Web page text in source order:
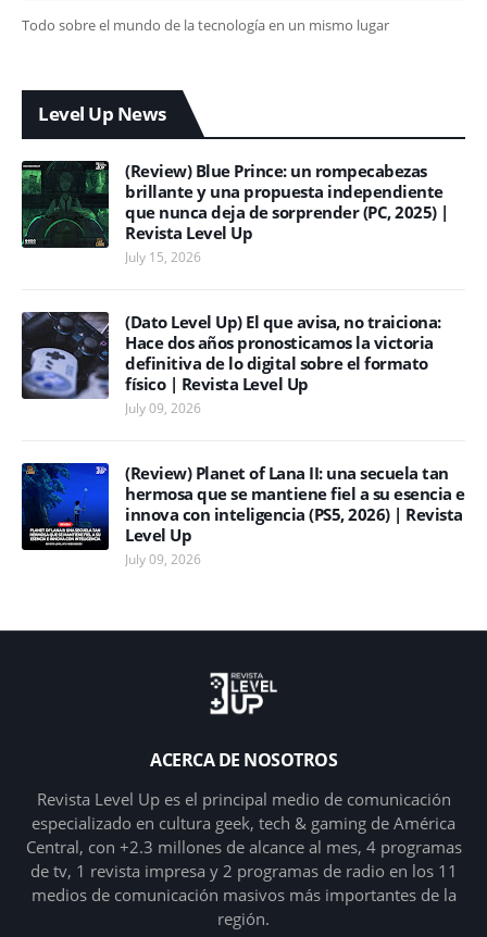
Todo sobre el mundo de la tecnología en un mismo lugar
Level Up News
(Review) Blue Prince: un rompecabezas
brillante y una propuesta independiente
que nunca deja de sorprender (PC, 2025) |
Revista Level Up
July 15, 2026
(Dato Level Up) El que avisa, no traiciona:
Hace dos años pronosticamos la victoria
definitiva de lo digital sobre el formato
físico | Revista Level Up
July 09, 2026
(Review) Planet of Lana II: una secuela tan
hermosa que se mantiene fiel a su esencia e
innova con inteligencia (PS5, 2026) | Revista
Level Up
July 09, 2026
ACERCA DE NOSOTROS
Revista Level Up es el principal medio de comunicación
especializado en cultura geek, tech & gaming de América
Central, con +2.3 millones de alcance al mes, 4 programas
de tv, 1 revista impresa y 2 programas de radio en los 11
medios de comunicación masivos más importantes de la
región.